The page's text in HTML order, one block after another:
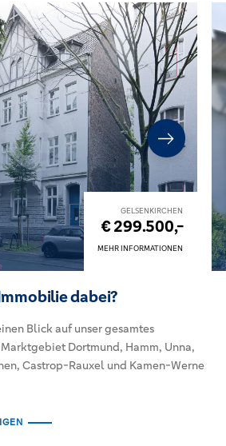
GELSENKIRCHEN
€ 299.500,-
MEHR INFORMATIONEN
dabei?
Blick auf unser gesamtes
Dortmund, Hamm, Unna,
Castrop-Rauxel und Kamen-Werne